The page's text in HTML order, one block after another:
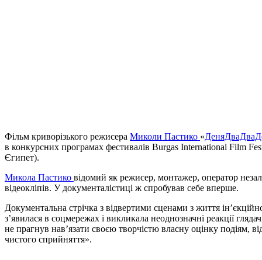
Фільм криворізького режисера Миколи Пастико «
в конкурсних програмах фестивалів Burgas International Film
Єгипет).
Микола Пастико відомий як режисер, монтажер, оператор
відеокліпів. У документалістиці ж спробував себе вперше.
Документальна стрічка з відвертими сценами з життя
з’явилася в соцмережах і викликала неоднозначні реакції
не прагнув нав’язати своєю творчістю власну оцінку подіям,
чистого сприйняття».